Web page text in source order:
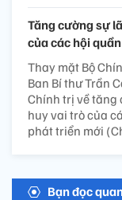
Tăng cường sự
của các hội
Thay mặt Bộ
Ban Bí thư Trần
Chính trị về tăng
huy vai trò của
phát triển mới
Bạn đọc